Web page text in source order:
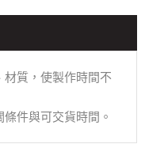
質，使製作時間不
件與可交貨時間。